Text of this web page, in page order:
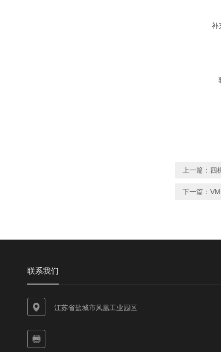
补
上一篇： 四
下一篇：
联系我们
江苏省盐城市凤凰工业园区